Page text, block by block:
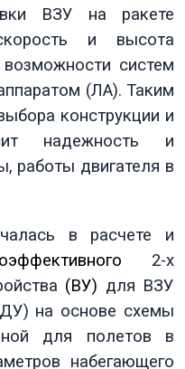
ВЗУ на ракете
и высота
систем
(ЛА). Таким
конструкции и
надежность и
работы двигателя в
в расчете и
2-х
(ВУ) для ВЗУ
на основе схемы
для полетов в
набегающего